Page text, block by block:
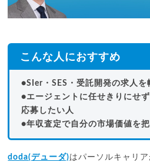
こんな人におすすめ
●SIer・SES・受託開発の求人を
●エージェントに任せきりにせ
応募したい人
●年収査定で自分の市場価値を
doda(デューダ)はパーソルキャリ